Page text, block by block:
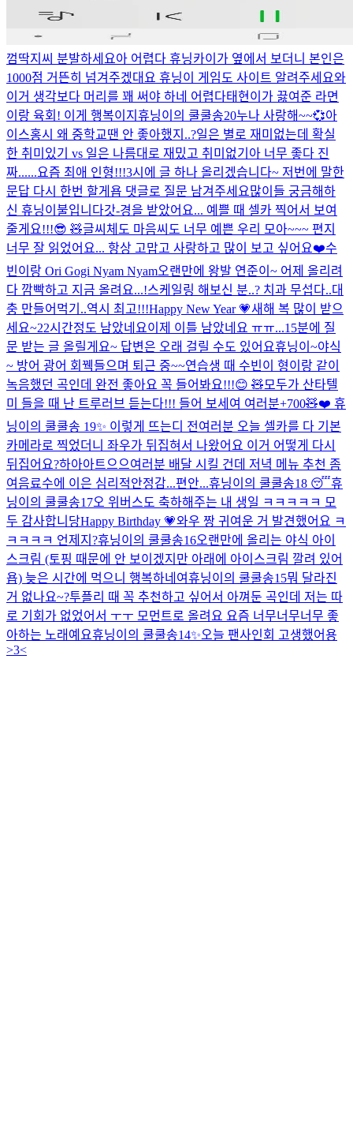
껌딱지씨 분발하세요아 어렵다 휴닝카이가 옆에서 보더니 본인은
1000점 거뜬히 넘겨주겠대요 휴닝이 게임도 사이트 알려주세요와
이거 생각보다 머리를 꽤 써야 하네 어렵다태현이가 끓여준 라면
이랑 육회! 이게 행복이지 휴닝이의 쿨쿨송20누나 사랑해~~💞아
이스홍시 왜 중학교땐 안 좋아했지..?일은 별로 재미없는데 확실
한 취미있기 vs 일은 나름대로 재밌고 취미없기 아 너무 좋다 진
짜......요즘 최애 인형!!!3시에 글 하나 올리겠습니다~ 저번에 말한
문답 다시 한번 할게욥 댓글로 질문 남겨주세요많이들 궁금해하
신 휴닝이불입니다갓-경을 받았어요... 예쁠 때 셀카 찍어서 보여
줄게요!!!😎 🧸글씨체도 마음씨도 너무 예쁜 우리 모아~~~ 편지
너무 잘 읽었어요... 항상 고맙고 사랑하고 많이 보고 싶어요❤️수
빈이랑 Ori Gogi Nyam Nyam오랜만에 왕발 연준이~ 어제 올리려
다 깜빡하고 지금 올려요...!스케일링 해보신 분..? 치과 무섭다..대
충 만들어먹기..역시 최고!!!Happy New Year 💗새해 복 많이 받으
세요~22시간정도 남았네요이제 이틀 남았네요 ㅠㅠ...15분에 질
문 받는 글 올릴게요~ 답변은 오래 걸릴 수도 있어요휴닝이~야식
~ 방어 광어 회 꿱들으며 퇴근 중~~연습생 때 수빈이 형이랑 같이
녹음했던 곡인데 완전 좋아요 꼭 들어봐요!!!😊 🧸모두가 산타텔
미 들을 때 난 트루러브 듣는다!!! 들어 보세여 여러분+700🧸❤️ 휴
닝이의 쿨쿨송 19✨ 이렇게 뜨는디 전여러분 오늘 셀카를 다 기본
카메라로 찍었더니 좌우가 뒤집혀서 나왔어요 이거 어떻게 다시
뒤집어요?하아아트으으여러분 배달 시킬 건데 저녁 메뉴 추천 좀
여음료수에 이은 심리적안정감...편안...휴닝이의 쿨쿨송18 😴휴
닝이의 쿨쿨송17오 위버스도 축하해주는 내 생일 ㅋㅋㅋㅋㅋ 모
두 감사합니당Happy Birthday 💗와우 짱 귀여운 거 발견했어요 ㅋ
ㅋㅋㅋㅋ 언제지?휴닝이의 쿨쿨송16오랜만에 올리는 야식 아이
스크림 (토핑 때문에 안 보이겠지만 아래에 아이스크림 깔려 있어
욥) 늦은 시간에 먹으니 행복하네여휴닝이의 쿨쿨송15뭐 달라진
거 없나요~?투플리 때 꼭 추천하고 싶어서 아껴둔 곡인데 저는 따
로 기회가 없었어서 ㅜㅜ 모먼트로 올려요 요즘 너무너무너무 좋
아하는 노래예요휴닝이의 쿨쿨송14✨오늘 팬사인회 고생했어용
>3<